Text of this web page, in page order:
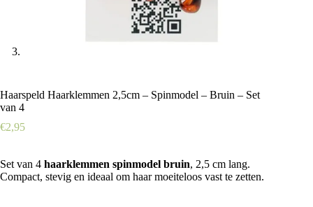
Haarspeld Haarklemmen 2,5cm – Spinmodel – Bruin – Set
van 4
€2,95
Set van 4 haarklemmen spinmodel bruin, 2,5 cm lang.
Compact, stevig en ideaal om haar moeiteloos vast te zetten.